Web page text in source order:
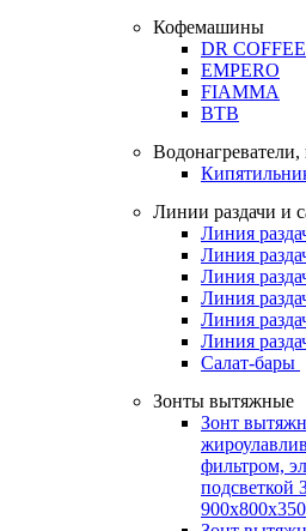
Кофемашины
DR COFFEE
EMPERO
FIAMMA
BTB
Линии раздачи и
Линия
Линия
Линия
Линия
Линия
Линия
Салат-бары
Зонты вытяжные
Зонт
фильтром,
подсветкой